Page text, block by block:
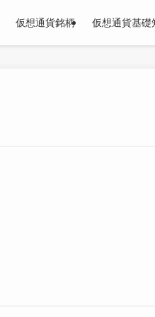
仮想通貨銘柄 仮想通貨基礎